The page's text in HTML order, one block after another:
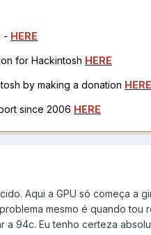
- HERE
for Hackintosh HERE
by making a donation HERE
since 2006 HERE
Aqui a GPU só começa a
mesmo é quando tou
94c. Eu tenho certeza